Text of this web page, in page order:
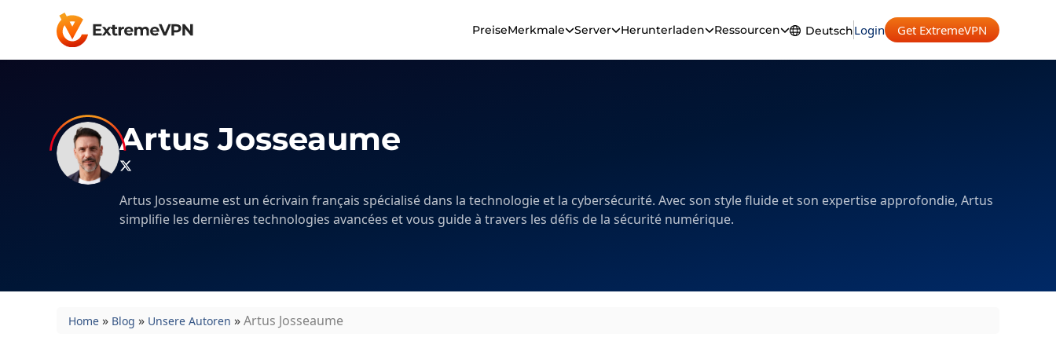
PreiseMerkmale Server Herunterladen Ressourcen
DeutschLogin Get ExtremeVPN
Artus Josseaume
Artus Josseaume est un écrivain français spécialisé dans la technologie et la cybersécurité. Avec son style fluide et son expertise approfondie, Artus
simplifie les dernières technologies avancées et vous guide à travers les défis de la sécurité numérique.
Home » Blog » Unsere Autoren »Artus Josseaume